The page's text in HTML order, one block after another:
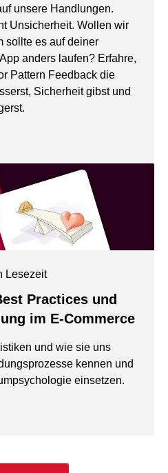
unsere Handlungen.
Unsicherheit. Wollen wir
sollte es auf deiner
anders laufen? Erfahre,
Pattern Feedback die
Sicherheit gibst und
Lesezeit
Practices und
im E-Commerce
und wie sie uns
kennen und
einsetzen.